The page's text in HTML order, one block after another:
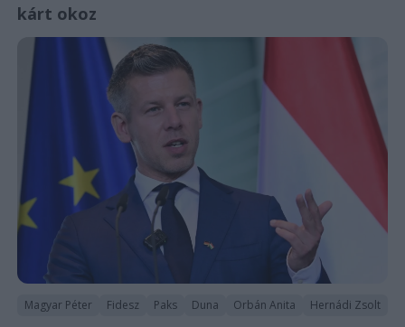
kárt okoz
Magyar Péter Fidesz Paks Duna Orbán Anita Hernádi Zsolt